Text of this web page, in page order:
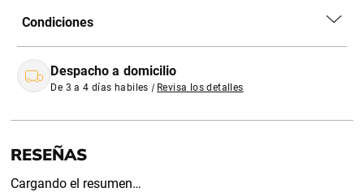
Condiciones
Despacho a domicilio
De 3 a 4 días habiles | Revisa los detalles
Cargando el resumen…